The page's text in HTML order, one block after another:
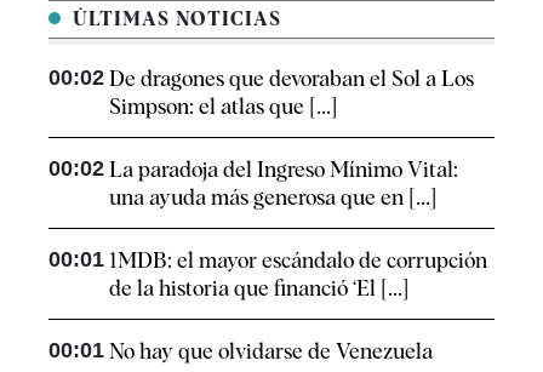
ÚLTIMAS NOTICIAS
00:02 De dragones que devoraban el Sol a Los
Simpson: el atlas que [...]
00:02 La paradoja del Ingreso Mínimo Vital:
una ayuda más generosa que en [...]
00:01 1MDB: el mayor escándalo de corrupción
de la historia que financió ‘El [...]
00:01 No hay que olvidarse de Venezuela